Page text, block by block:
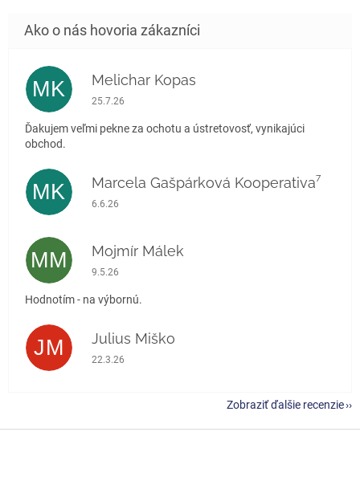
MK Melichar Kopas
Hodnotenie obchodu je 5 z 5 hviezdičiek.
25.7.26
Ďakujem veľmi pekne za ochotu a ústretovosť, vynikajúci
obchod.
MK Marcela Gašpárková Kooperativa⁷
Hodnotenie obchodu je 5 z 5 hviezdičiek.
6.6.26
MM Mojmír Málek
Hodnotenie obchodu je 5 z 5 hviezdičiek.
9.5.26
Hodnotím - na výbornú.
JM Julius Miško
Hodnotenie obchodu je 5 z 5 hviezdičiek.
22.3.26
Zobraziť ďalšie recenzie